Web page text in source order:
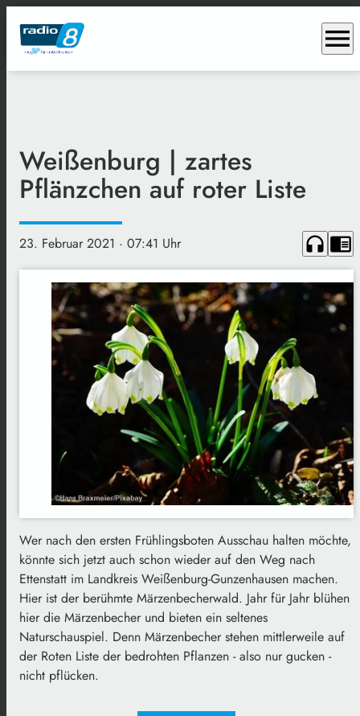
menu
Weißenburg | zartes
Pflänzchen auf roter Liste
23. Februar 2021 · 07:41 Uhr headphones chrome_reader_mode
Wer nach den ersten Frühlingsboten Ausschau halten möchte,
könnte sich jetzt auch schon wieder auf den Weg nach
Ettenstatt im Landkreis Weißenburg-Gunzenhausen machen.
Hier ist der berühmte Märzenbecherwald. Jahr für Jahr blühen
hier die Märzenbecher und bieten ein seltenes
Naturschauspiel. Denn Märzenbecher stehen mittlerweile auf
der Roten Liste der bedrohten Pflanzen - also nur gucken -
nicht pflücken.